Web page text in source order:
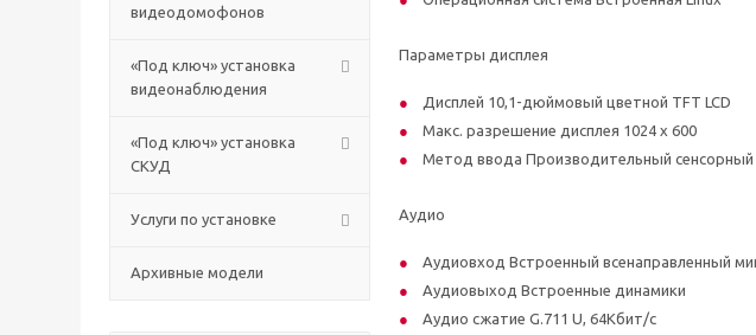
видеодомофонов
«Под ключ» установка
видеонаблюдения
«Под ключ» установка
СКУД
Услуги по установке
Архивные модели
Параметры дисплея
Дисплей 10,1-дюймовый цветной TFT LCD
Макс. разрешение дисплея 1024 x 600
Метод ввода Производительный сенсорный
Аудио
Аудиовход Встроенный всенаправленный
Аудиовыход Встроенные динамики
Аудио сжатие G.711 U, 64Кбит/с